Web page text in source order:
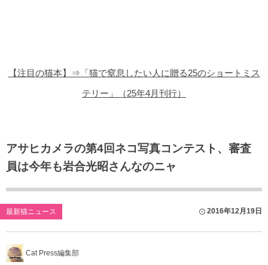
【注目の猫本】⇒「猫で窒息したい人に贈る25のショートミス
テリー」（25年4月刊行）
アサヒカメラの第4回ネコ写真コンテスト、審査
員は今年も岩合光昭さんなのニャ
最新猫ニュース 2016年12月19日
Cat Press編集部
猫のゲーム・アプリ
猫のフリー写真素材